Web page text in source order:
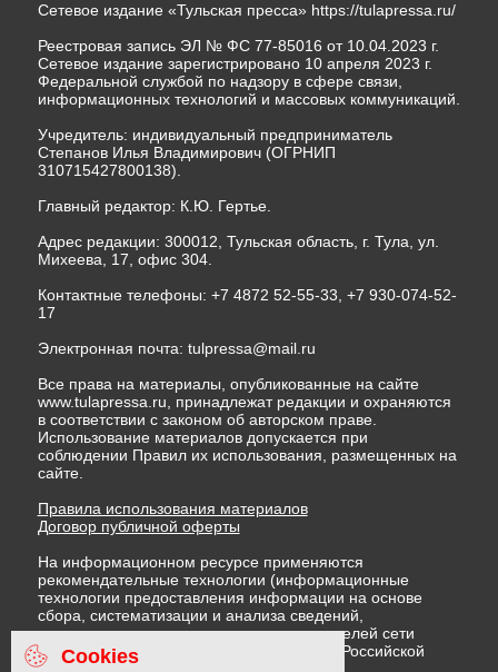
Сетевое издание «Тульская пресса» https://tulapressa.ru/
Реестровая запись ЭЛ № ФС 77-85016 от 10.04.2023 г.
Сетевое издание зарегистрировано 10 апреля 2023 г.
Федеральной службой по надзору в сфере связи,
информационных технологий и массовых коммуникаций.
Учредитель: индивидуальный предприниматель
Степанов Илья Владимирович (ОГРНИП
310715427800138).
Главный редактор: К.Ю. Гертье.
Адрес редакции: 300012, Тульская область, г. Тула, ул.
Михеева, 17, офис 304.
Контактные телефоны: +7 4872 52-55-33, +7 930-074-52-
17
Электронная почта: tulpressa@mail.ru
Все права на материалы, опубликованные на сайте
www.tulapressa.ru, принадлежат редакции и охраняются
в соответствии с законом об авторском праве.
Использование материалов допускается при
соблюдении Правил их использования, размещенных на
сайте.
Правила использования материалов
Договор публичной оферты
На информационном ресурсе применяются
рекомендательные технологии (информационные
технологии предоставления информации на основе
сбора, систематизации и анализа сведений,
относящихся к предпочтениям пользователей сети
"Интернет", находящихся на территории Российской
Cookies